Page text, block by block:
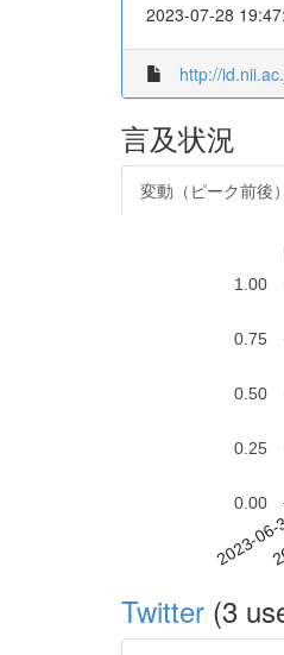
2023-07-28
http://
言及状況
変動（ピーク前後）
2023-
0.00
0.25
0.50
0.75
1.00
Twitter (3